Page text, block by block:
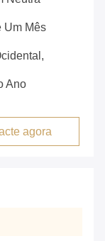
Um Mês
Ano
agora